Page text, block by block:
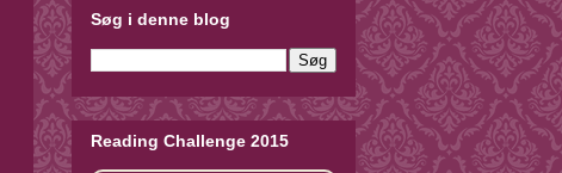
Søg i denne blog
Reading Challenge 2015